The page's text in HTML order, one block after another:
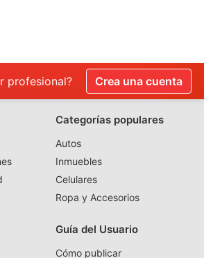
profesional? Crea una cuenta
Categorías populares
Autos
Inmuebles
Celulares
Ropa y Accesorios
Guía del Usuario
Cómo publicar